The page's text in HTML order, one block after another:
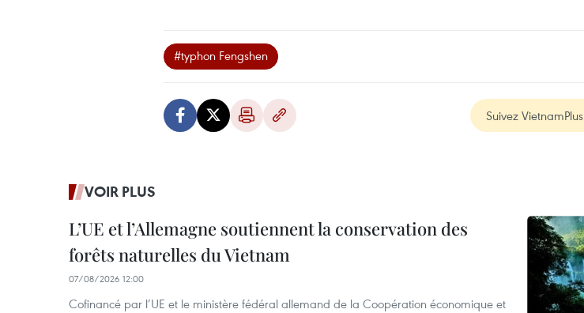
#typhon Fengshen
Suivez VietnamPlus
VOIR PLUS
L’UE et l’Allemagne soutiennent la conservation des
forêts naturelles du Vietnam
07/08/2026 12:00
Cofinancé par l’UE et le ministère fédéral allemand de la Coopération économique et